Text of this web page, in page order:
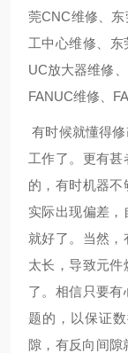
莞CNC维修、
工中心维修、
UC放大器维修
FANUC维修、
有时候就懂得
工作了。更有
的，有时机器
实际出现偏差
就好了。当然
太长，导致元
了。相信只要
题的，以保证
隙，有反向间隙